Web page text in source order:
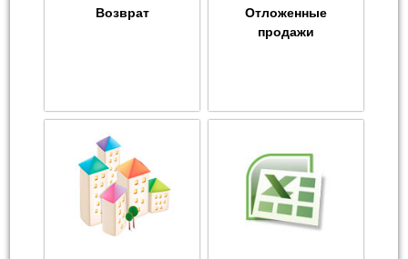
Возврат
Отложенные
продажи